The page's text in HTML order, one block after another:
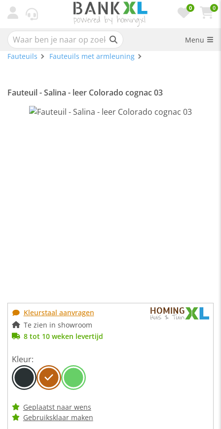
0 0
Menu
Fauteuils
Fauteuils met armleuning
Fauteuil - Salina - leer Colorado cognac 03
Kleurstaal aanvragen
Te zien in showroom
8 tot 10 weken levertijd
Kleur:
Geplaatst naar wens
Gebruiksklaar maken